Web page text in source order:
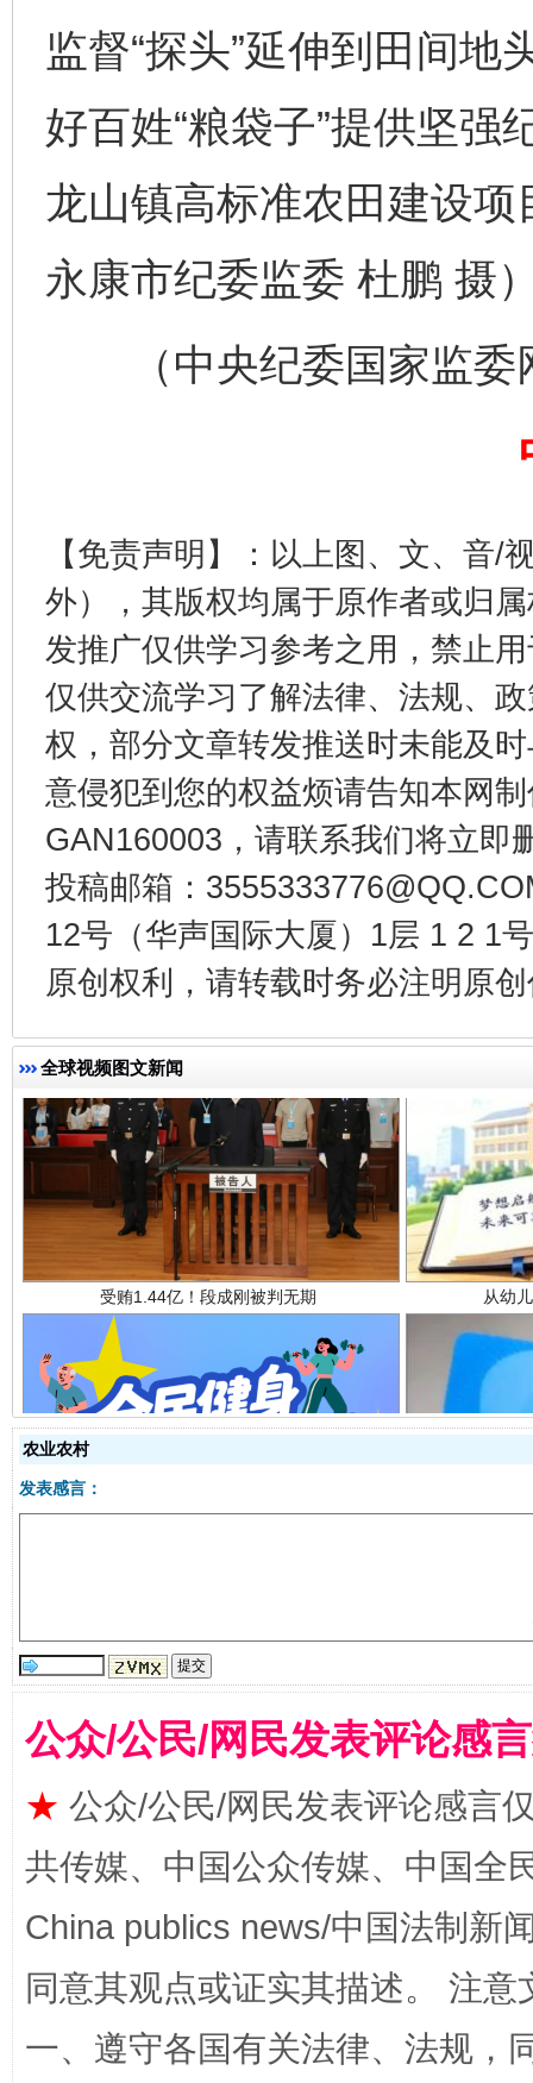
监督“探头”延伸到田间
好百姓“粮袋子”提供坚
龙山镇高标准农田建设
永康市纪委监委 杜鹏 摄
（中央纪委国家监委
【免责声明】：以上图、文、音/
外），其版权均属于原作者或归
发推广仅供学习参考之用，禁止
仅供交流学习了解法律、法规、
权，部分文章转发推送时未能及
意侵犯到您的权益烦请告知本网
GAN160003，请联系我们将立即
投稿邮箱：
12号（华声国际大厦）1层 1 2 1
原创权利，请转载时务必注明原
全球视频图文新闻
东山县通报“牛蛙产品抗生素超标问题” 法
受贿1.44亿！段成刚被判无期 从幼
全民健身五年计划来了！等你上场
阿坝州三大球赛在茂县开幕 规模
农业农村
发表感言：
公众/公民/网民发表评论感
★ 公众/公民/网民发表评论感言
共传媒、中国公众传媒、中国全
China publics news/中国法制新
同意其观点或证实其描述。 注
一、遵守各国有关法律、法规，